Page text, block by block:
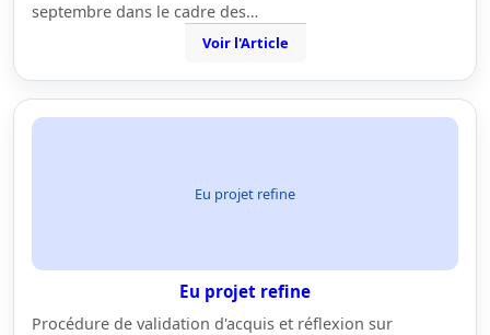
septembre dans le cadre des…
Voir l'Article
Eu projet refine
Eu projet refine
Procédure de validation d'acquis et réflexion sur